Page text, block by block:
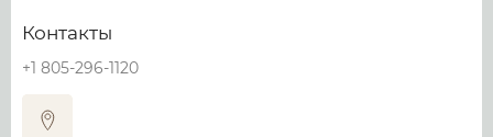
Контакты
+1 805-296-1120